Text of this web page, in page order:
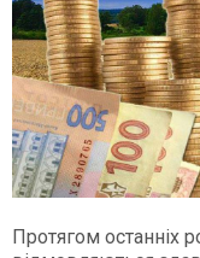
Протягом останніх